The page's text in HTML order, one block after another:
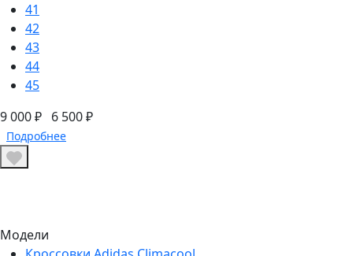
41
42
43
44
45
9 000 ₽ 6 500 ₽
Подробнее
Модели